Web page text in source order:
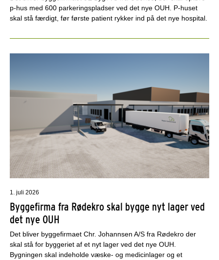
p-hus med 600 parkeringspladser ved det nye OUH. P-huset
skal stå færdigt, før første patient rykker ind på det nye hospital.
1. juli 2026
Byggefirma fra Rødekro skal bygge nyt lager ved
det nye OUH
Det bliver byggefirmaet Chr. Johannsen A/S fra Rødekro der
skal stå for byggeriet af et nyt lager ved det nye OUH.
Bygningen skal indeholde væske- og medicinlager og et